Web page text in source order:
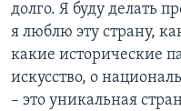
долго. Я буду делать
я люблю эту страну,
какие исторические
искусство, о
– это уникальная